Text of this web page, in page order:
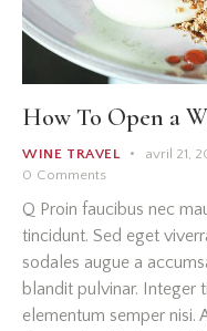
How To Open a
WINE TRAVEL avril 21,
0 Comments
Q Proin faucibus nec
tincidunt. Sed eget
sodales augue a
blandit pulvinar. Integer
elementum semper nisi.